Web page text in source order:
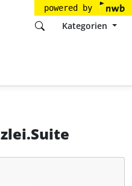
powered by
Kategorien